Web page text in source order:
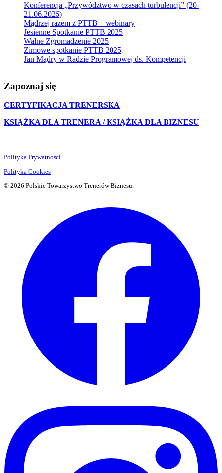
Konferencja „Przywództwo w czasach turbulencji” (20-
21.06.2026)
Mądrzej razem z PTTB – webinary
Jesienne Spotkanie PTTB 2025
Walne Zgromadzenie 2025
Zimowe spotkanie PTTB 2025
Jan Mądry w Radzie Programowej ds. Kompetencji
Zapoznaj się
CERTYFIKACJA TRENERSKA
KSIĄŻKA DLA TRENERA / KSIĄŻKA DLA BIZNESU
Polityka Prywatności
Polityka Cookies
© 2026 Polskie Towarzystwo Trenerów Biznesu.